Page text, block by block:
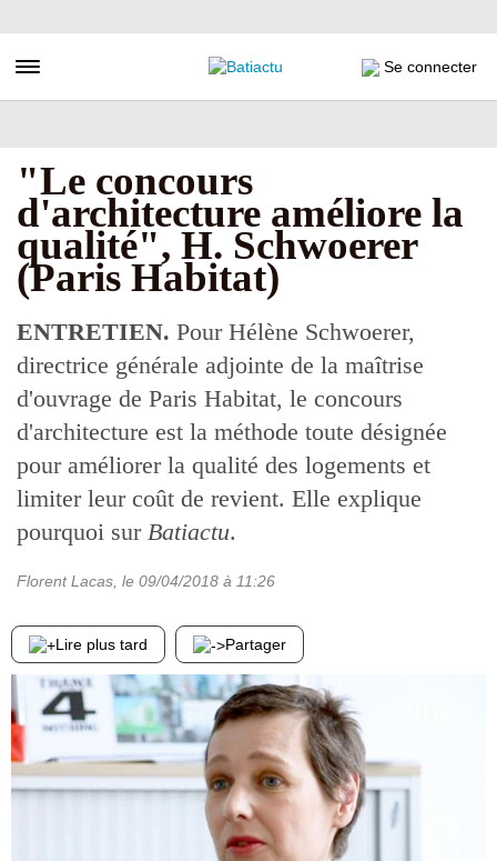
au
principal
Toggle navigation Se connecter
"Le concours
d'architecture améliore la
qualité", H. Schwoerer
(Paris Habitat)
ENTRETIEN. Pour Hélène Schwoerer,
directrice générale adjointe de la maîtrise
d'ouvrage de Paris Habitat, le concours
d'architecture est la méthode toute désignée
pour améliorer la qualité des logements et
limiter leur coût de revient. Elle explique
pourquoi sur Batiactu.
Florent Lacas , le 09/04/2018 à 11:26
Lire plus tard Partager